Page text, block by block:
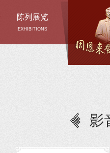
陈列展览
EXHIBITIONS
影